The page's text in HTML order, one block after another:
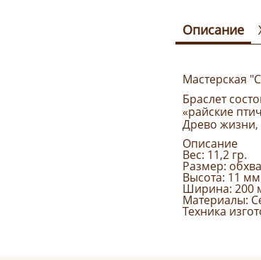
Описание
Мастерская
Браслет
«райские
Древо жизни,
Описание
Вес: 11,2 гр.
Размер:
Высота: 11
Ширина: 200
Материалы:
Техника